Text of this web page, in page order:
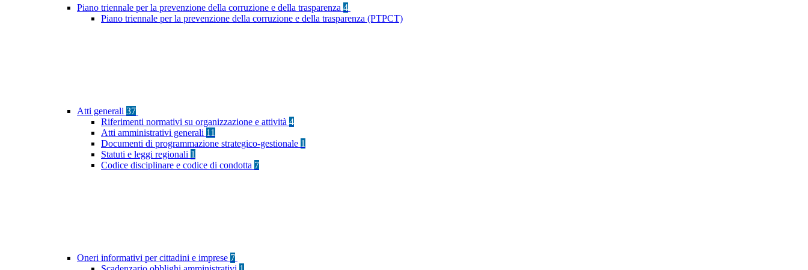
Piano triennale per la prevenzione della corruzione e della trasparenza 4
Piano triennale per la prevenzione della corruzione e della trasparenza (PTPCT)
Atti generali 37
Riferimenti normativi su organizzazione e attività 4
Atti amministrativi generali 11
Documenti di programmazione strategico-gestionale 1
Statuti e leggi regionali 1
Codice disciplinare e codice di condotta 7
Oneri informativi per cittadini e imprese 7